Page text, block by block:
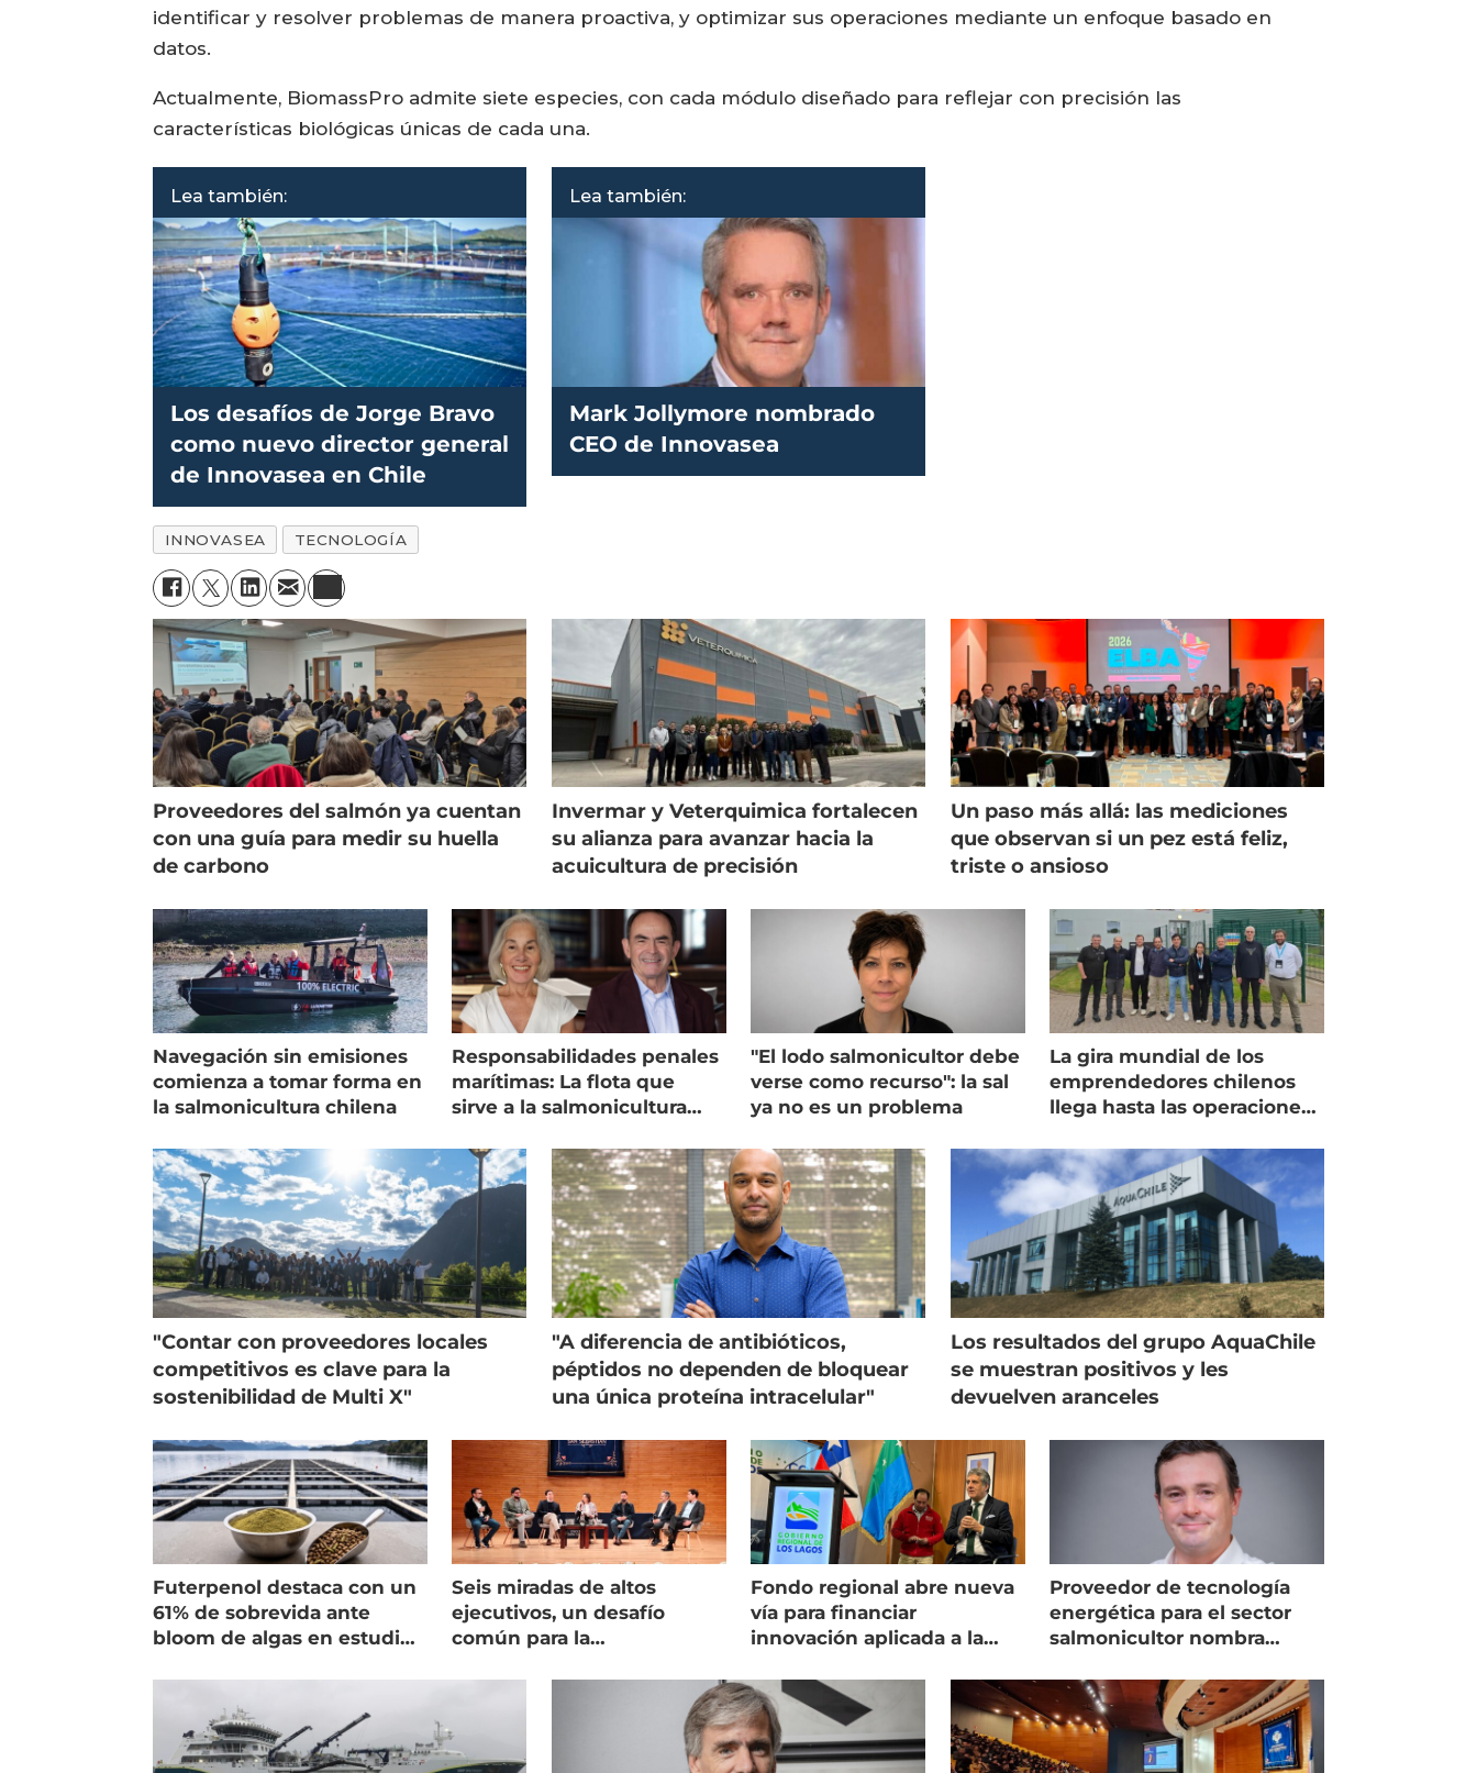
identificar y resolver problemas de manera proactiva, y optimizar sus operaciones mediante un enfoque basado en
datos.
Actualmente, BiomassPro admite siete especies, con cada módulo diseñado para reflejar con precisión las
características biológicas únicas de cada una.
Lea también:
Los desafíos de Jorge Bravo
como nuevo director general
de Innovasea en Chile
Lea también:
Mark Jollymore nombrado
CEO de Innovasea
INNOVASEA TECNOLOGÍA
Proveedores del salmón ya cuentan
con una guía para medir su huella
de carbono
Invermar y Veterquimica fortalecen
su alianza para avanzar hacia la
acuicultura de precisión
Un paso más allá: las mediciones
que observan si un pez está feliz,
triste o ansioso
Navegación sin emisiones
comienza a tomar forma en
la salmonicultura chilena
Responsabilidades penales
marítimas: La flota que
sirve a la salmonicultura
"El lodo salmonicultor debe
verse como recurso": la sal
ya no es un problema
La gira mundial de los
emprendedores chilenos
llega hasta las operaciones
"Contar con proveedores locales
competitivos es clave para la
sostenibilidad de Multi X"
"A diferencia de antibióticos,
péptidos no dependen de bloquear
una única proteína intracelular"
Los resultados del grupo AquaChile
se muestran positivos y les
devuelven aranceles
Futerpenol destaca con un
61% de sobrevida ante
bloom de algas en estudio
Seis miradas de altos
ejecutivos, un desafío
común para la
Fondo regional abre nueva
vía para financiar
innovación aplicada a la
Proveedor de tecnología
energética para el sector
salmonicultor nombra